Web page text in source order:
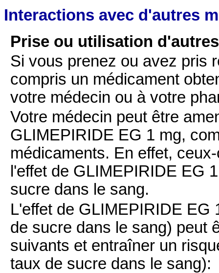
Interactions avec d'autres
Prise ou utilisation
Si vous prenez ou avez pris
compris un médicament
votre médecin ou à votre
Votre médecin peut être
GLIMEPIRIDE EG 1 mg,
médicaments. En effet,
l'effet de GLIMEPIRIDE EG
sucre dans le sang.
L'effet de GLIMEPIRIDE EG
de sucre dans le sang) peut
suivants et entraîner un
taux de sucre dans le sang):